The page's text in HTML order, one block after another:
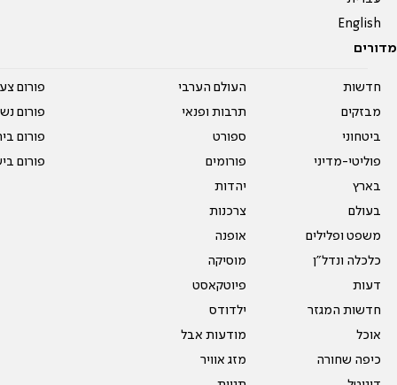
English
מדורים
חדשות
מבזקים
ביטחוני
פוליטי-מדיני
בארץ
בעולם
משפט ופלילים
כלכלה ונדל"ן
דעות
חדשות המגזר
אוכל
כיפה שחורה
העולם הערבי
תרבות ופנאי
ספורט
פורומים
יהדות
צרכנות
אופנה
מוסיקה
פיוטקאסט
ילדודס
מודעות אבל
מזג אוויר
פורום
פורום
פורום
פורום